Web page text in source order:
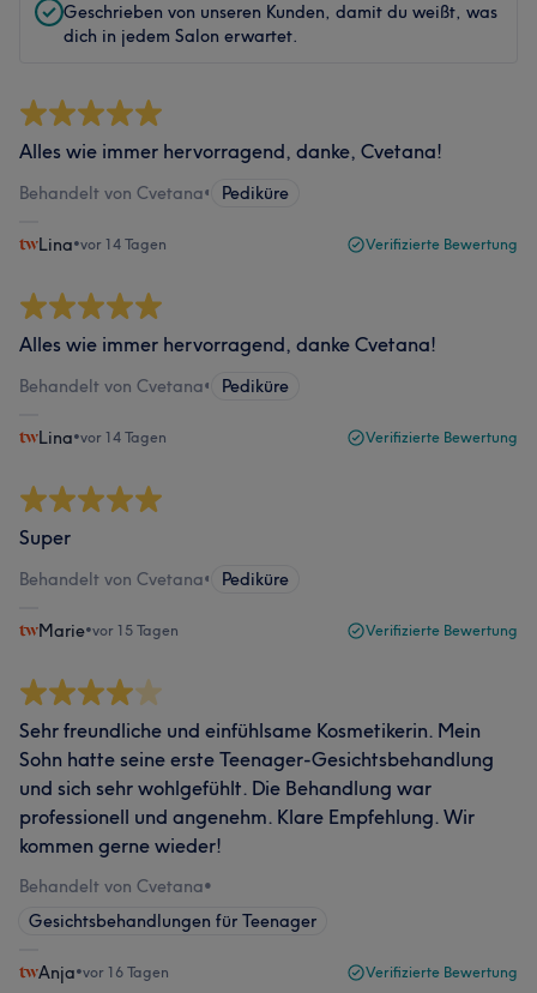
Geschrieben von unseren Kunden, damit du weißt, was
dich in jedem Salon erwartet.
Alles wie immer hervorragend, danke, Cvetana!
Behandelt von Cvetana• Pediküre
Lina•vor 14 Tagen Verifizierte Bewertung
Alles wie immer hervorragend, danke Cvetana!
Behandelt von Cvetana• Pediküre
Lina•vor 14 Tagen Verifizierte Bewertung
Super
Behandelt von Cvetana• Pediküre
Marie•vor 15 Tagen Verifizierte Bewertung
Sehr freundliche und einfühlsame Kosmetikerin. Mein
Sohn hatte seine erste Teenager-Gesichtsbehandlung
und sich sehr wohlgefühlt. Die Behandlung war
professionell und angenehm. Klare Empfehlung. Wir
kommen gerne wieder!
Behandelt von Cvetana•
Gesichtsbehandlungen für Teenager
Anja•vor 16 Tagen Verifizierte Bewertung